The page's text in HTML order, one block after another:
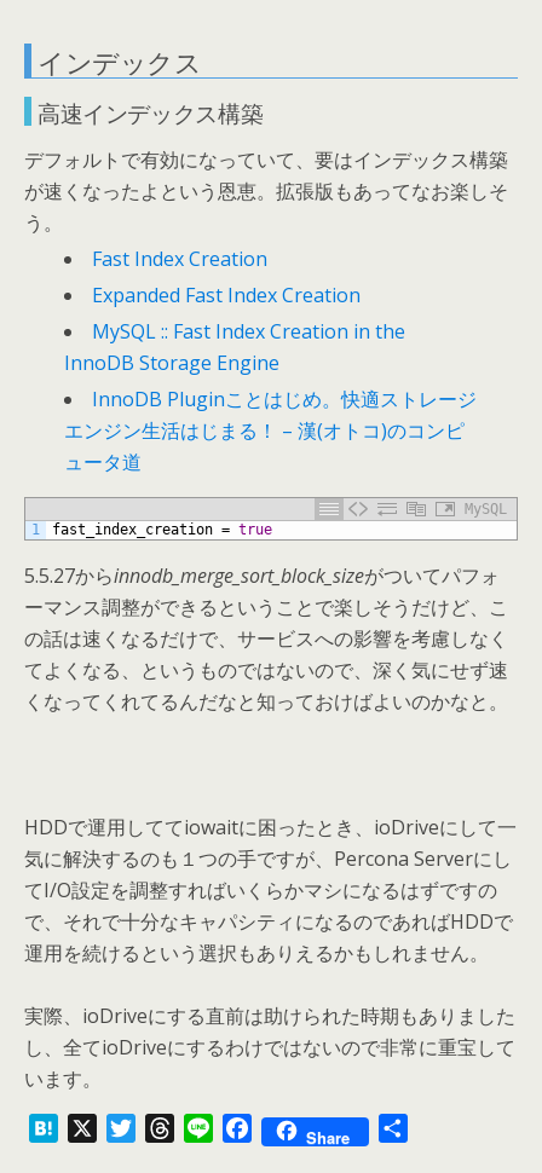
インデックス
高速インデックス構築
デフォルトで有効になっていて、要はインデックス構築
が速くなったよという恩恵。拡張版もあってなお楽しそ
う。
Fast Index Creation
Expanded Fast Index Creation
MySQL :: Fast Index Creation in the
InnoDB Storage Engine
InnoDB Pluginことはじめ。快適ストレージ
エンジン生活はじまる！ – 漢(オトコ)のコンピ
ュータ道
MySQL
1
fast_index_creation = true
5.5.27からinnodb_merge_sort_block_sizeがついてパフォ
ーマンス調整ができるということで楽しそうだけど、こ
の話は速くなるだけで、サービスへの影響を考慮しなく
てよくなる、というものではないので、深く気にせず速
くなってくれてるんだなと知っておけばよいのかなと。
HDDで運用しててiowaitに困ったとき、ioDriveにして一
気に解決するのも１つの手ですが、Percona Serverにし
てI/O設定を調整すればいくらかマシになるはずですの
で、それで十分なキャパシティになるのであればHDDで
運用を続けるという選択もありえるかもしれません。
実際、ioDriveにする直前は助けられた時期もありました
し、全てioDriveにするわけではないので非常に重宝して
います。
Share